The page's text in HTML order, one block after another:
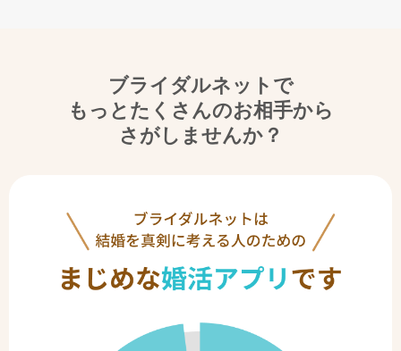
ブライダルネットで
もっとたくさんのお相手から
さがしませんか？